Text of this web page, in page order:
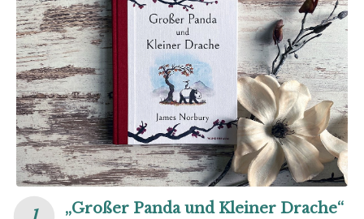
„Großer Panda und Kleiner Drache“